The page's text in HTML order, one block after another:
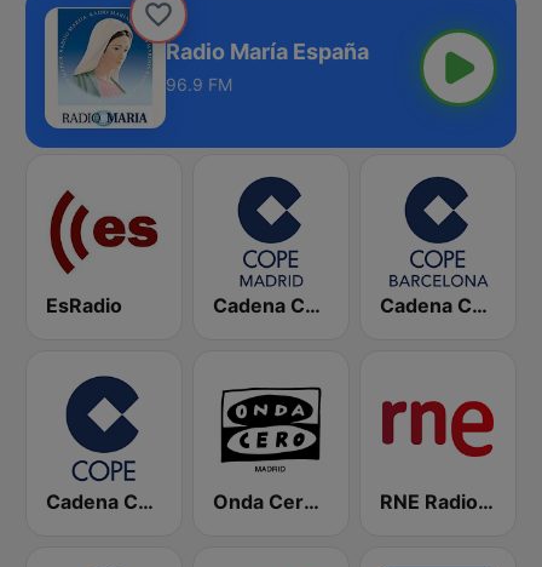
Radio María España
96.9 FM
EsRadio Cadena COPE Madrid Cadena COPE Barcelona FM
Cadena COPE Onda Cero Madrid RNE Radio Nacional